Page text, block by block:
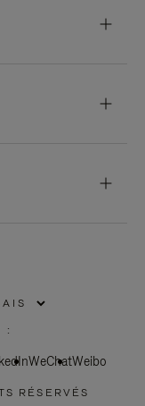
:
WeChatWeibo
RÉSERVÉS